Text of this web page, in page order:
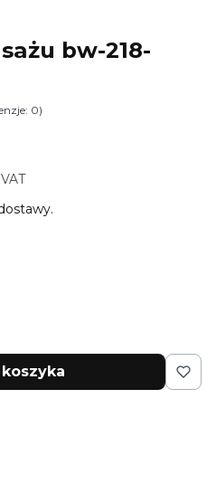
bw-218-
0)
Opinie
VAT